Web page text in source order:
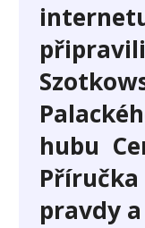
hubu
pravdy